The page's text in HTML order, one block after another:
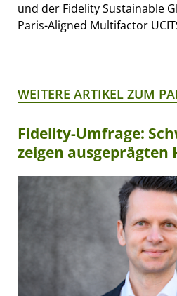
und der Fidelity Sustainable
Paris-Aligned Multifactor
WEITERE ARTIKEL ZUM
Fidelity-Umfrage:
zeigen ausgeprägten